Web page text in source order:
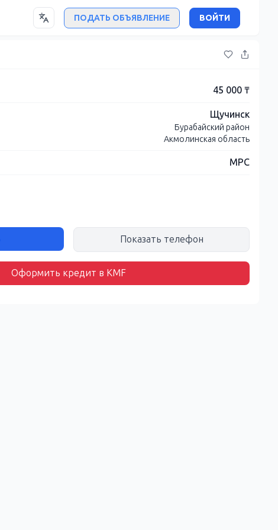
ПОДАТЬ ОБЪЯВЛЕНИЕ ВОЙТИ
45 000 ₸
Щучинск
Бурабайский район
Акмолинская область
МРС
Показать телефон
Оформить кредит в KMF